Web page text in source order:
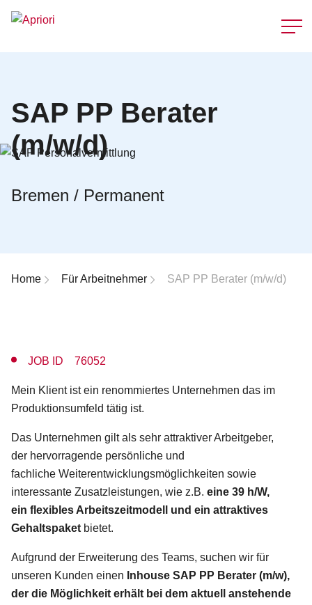
SAP PP Berater
(m/w/d)
Bremen / Permanent
Breadcrumb-Navigation
Home Für Arbeitnehmer SAP PP Berater (m/w/d)
JOB ID 76052
Mein Klient ist ein renommiertes Unternehmen das im
Produktionsumfeld tätig ist.
Das Unternehmen gilt als sehr attraktiver Arbeitgeber,
der hervorragende persönliche und
fachliche Weiterentwicklungsmöglichkeiten sowie
interessante Zusatzleistungen, wie z.B. eine 39 h/W,
ein flexibles Arbeitszeitmodell und ein attraktives
Gehaltspaket bietet.
Aufgrund der Erweiterung des Teams, suchen wir für
unseren Kunden einen Inhouse SAP PP Berater (m/w),
der die Möglichkeit erhält bei dem aktuell anstehende